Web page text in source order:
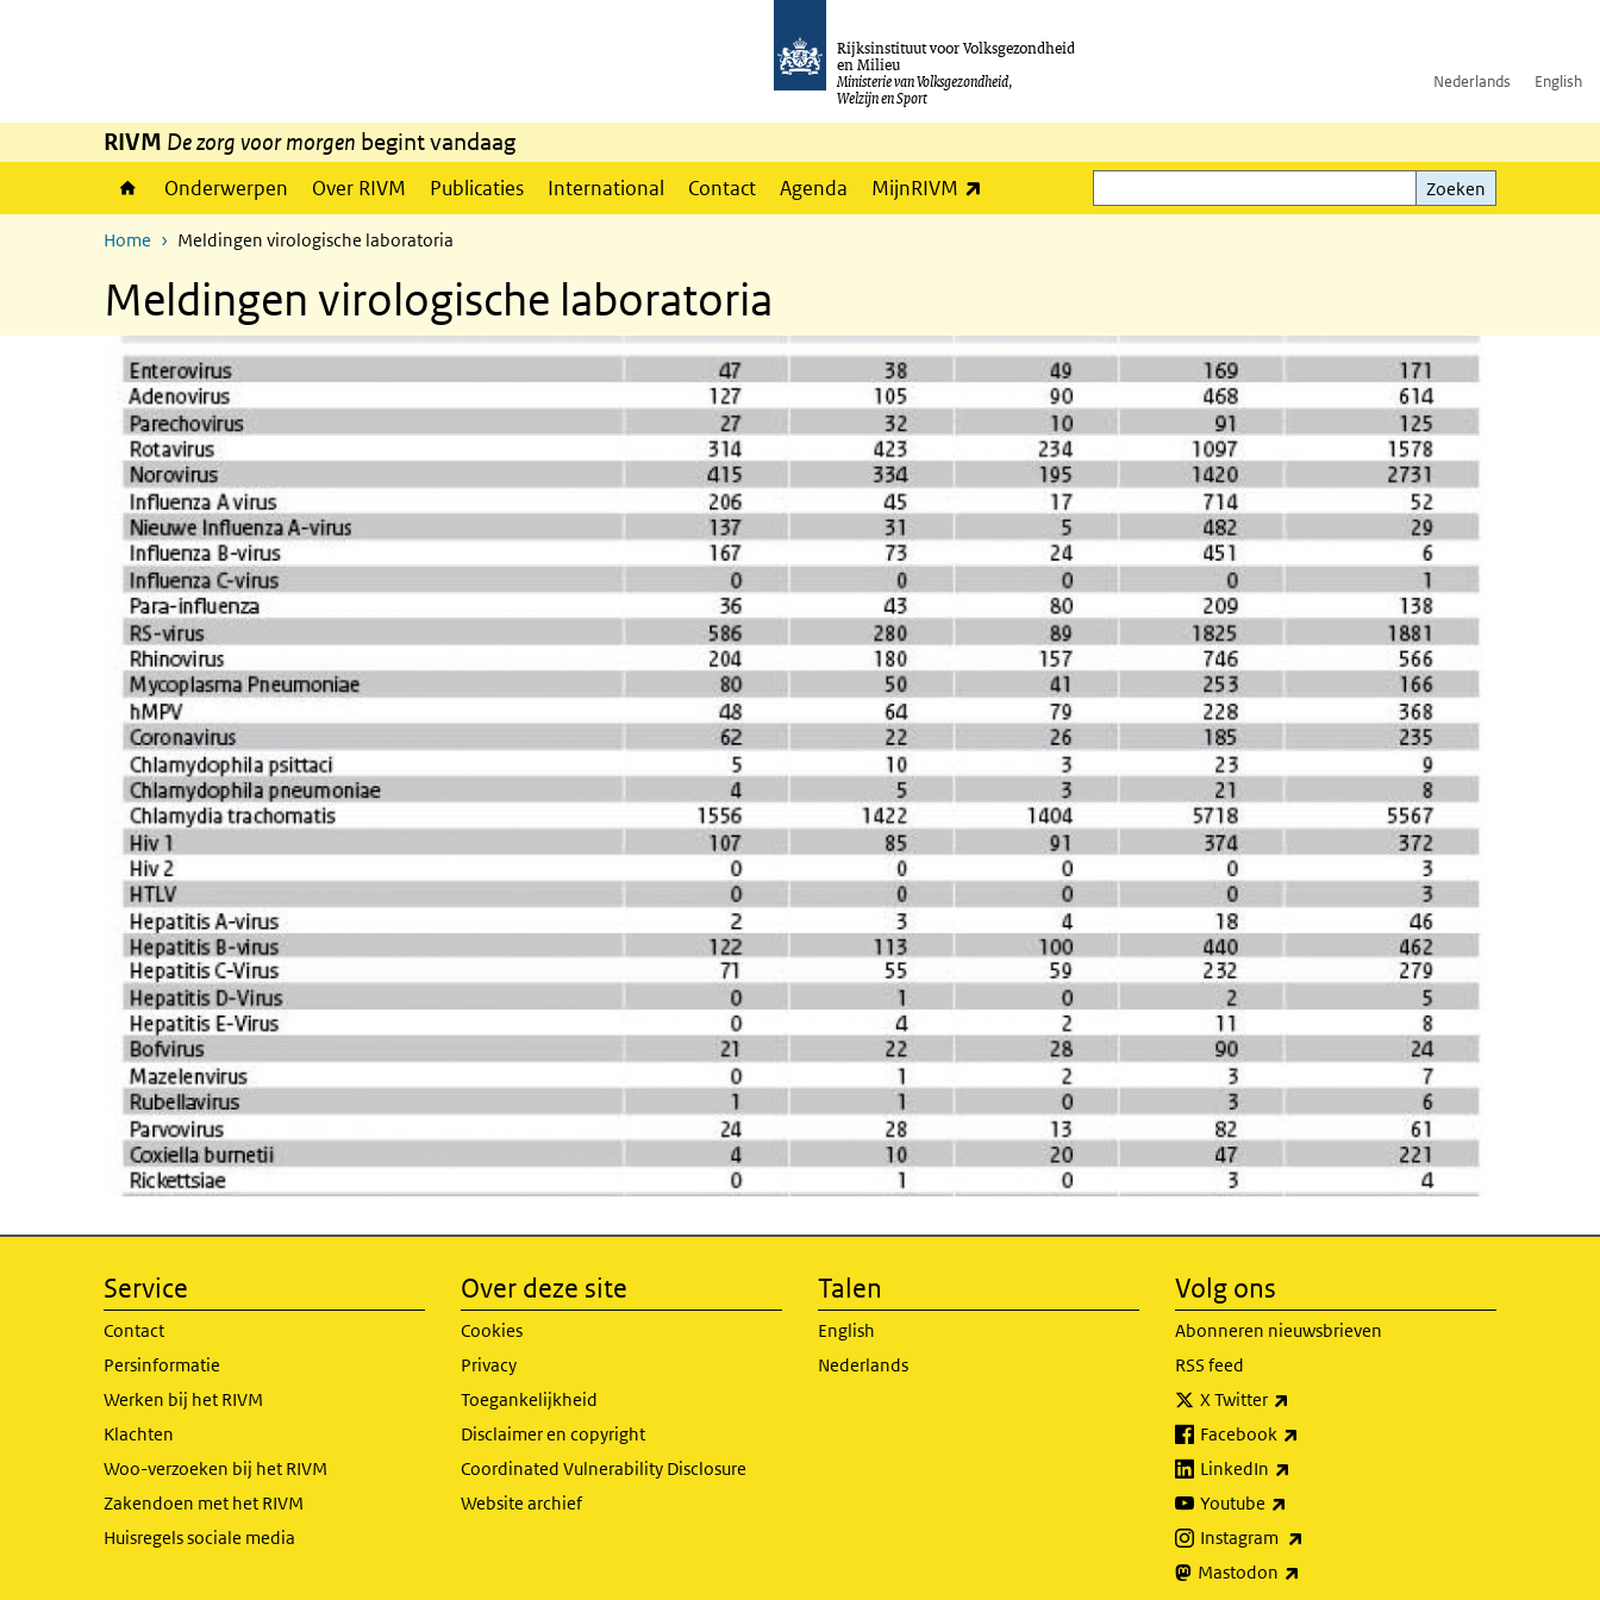
Rijksinstituut voor Volksgezondheid
en Milieu
Ministerie van Volksgezondheid,
Welzijn en Sport
Nederlands English
RIVM De zorg voor morgen begint vandaag
Onderwerpen Over RIVM Publicaties International Contact Agenda MijnRIVM
Zoeken
Zoeken
Home Meldingen virologische laboratoria
Meldingen virologische laboratoria
Service
Contact
Persinformatie
Werken bij het RIVM
Klachten
Woo-verzoeken bij het RIVM
Zakendoen met het RIVM
Huisregels sociale media
Over deze site
Cookies
Privacy
Toegankelijkheid
Disclaimer en copyright
Coordinated Vulnerability Disclosure
Website archief
Talen
English
Nederlands
Volg ons
Abonneren nieuwsbrieven
RSS feed
X Twitter
Facebook
LinkedIn
Youtube
Instagram
Mastodon